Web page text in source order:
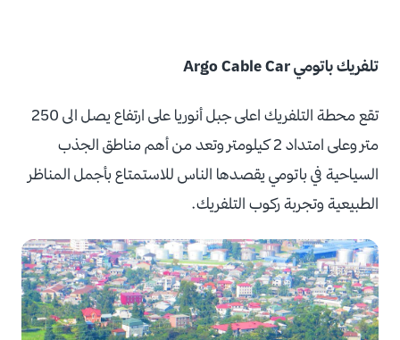
تلفريك باتومي Argo Cable Car
تقع محطة التلفريك اعلى جبل أنوريا على ارتفاع يصل الى 250
متر وعلى امتداد 2 كيلومتر وتعد من أهم مناطق الجذب
السياحية في باتومي يقصدها الناس للاستمتاع بأجمل المناظر
الطبيعية وتجربة ركوب التلفريك.